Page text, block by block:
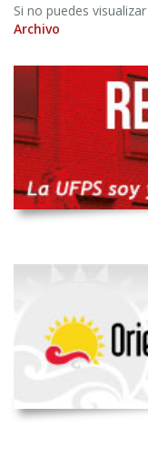
Si no puedes
Archivo